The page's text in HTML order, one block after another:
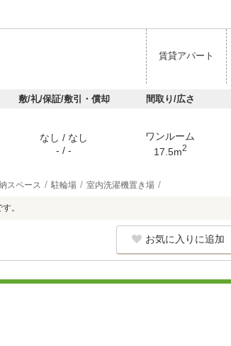
賃貸アパート
敷/礼/保証/敷引・償却 間取り/広さ
なし / なし
- / -
ワンルーム
17.5m2
スペース 駐輪場 室内洗濯機置き場
。
お気に入りに追加